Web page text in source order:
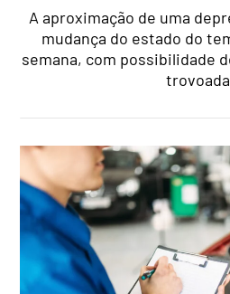
A aproximação de uma
mudança do estado do
semana, com possibilidade